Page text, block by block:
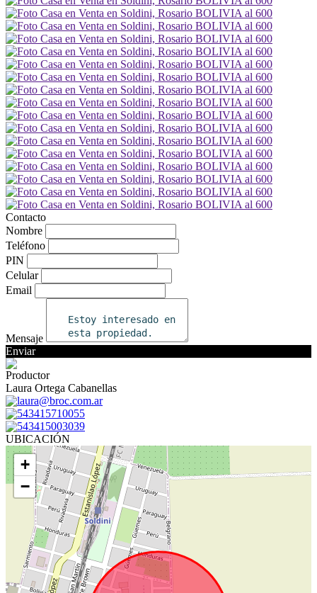
Contacto
Nombre
Teléfono
PIN
Celular
Email
Mensaje
Enviar
Productor
Laura Ortega Cabanellas
laura@broc.com.ar
543415710055
543415003039
UBICACIÓN
+
−